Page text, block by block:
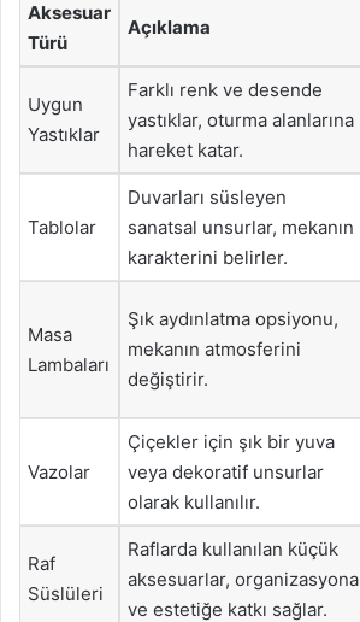
Aksesuar
Türü
Açıklama
Uygun
Yastıklar
Farklı renk ve desende
yastıklar, oturma alanlarına
hareket katar.
Tablolar
Duvarları süsleyen
sanatsal unsurlar, mekanın
karakterini belirler.
Masa
Lambaları
Şık aydınlatma opsiyonu,
mekanın atmosferini
değiştirir.
Vazolar
Çiçekler için şık bir yuva
veya dekoratif unsurlar
olarak kullanılır.
Raf
Süslüleri
Raflarda kullanılan küçük
aksesuarlar, organizasyona
ve estetiğe katkı sağlar.